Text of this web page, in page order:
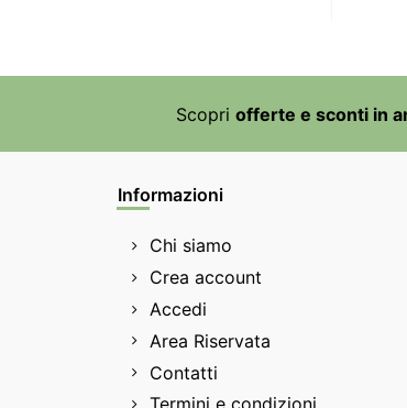
Scopri offerte e sconti in
Informazioni
Chi siamo
Crea account
Accedi
Area Riservata
Contatti